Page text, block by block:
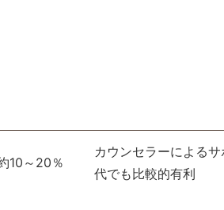
10～20％
カウンセラーによる
代でも比較的有利